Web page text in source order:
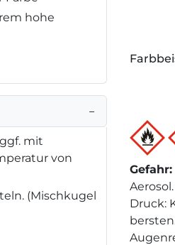
hohe
−
mit
von
(Mischkugel
Gefahr:
Druck: